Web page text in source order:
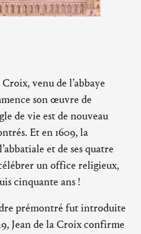
venu de l’abbaye
son œuvre de
de vie est de nouveau
Et en 1609, la
et de ses quatre
un office religieux,
cinquante ans !
prémontré fut introduite
Jean de la Croix confirme